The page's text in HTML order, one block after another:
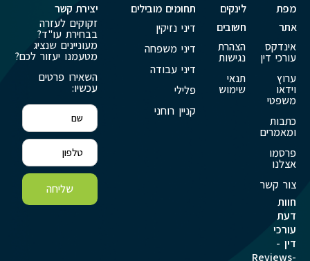
מפת
אתר
אינדקס
עורכי דין
ערוץ
וידאו
משפטי
כתבות
ומאמרים
פרסמו
אצלנו
צור קשר
חוות
דעת
עורכי
דין -
Reviews-
לינקים
חשובים
הצהרת
נגישות
תנאי
שימוש
תחומים מובילים
דיני נזיקין
דיני משפחה
דיני עבודה
פלילי
קניין רוחני
יצירת קשר
זקוקים לעזרה
בבחירת עו"ד?
מעוניינים שנציג
מטעמנו יעזור לכם?
השאירו פרטים
עכשיו:
שליחה